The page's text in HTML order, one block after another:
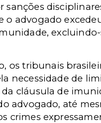
sanções
o advogado
excluindo-
os tribunais
necessidade de
cláusula de
advogado, até
crimes